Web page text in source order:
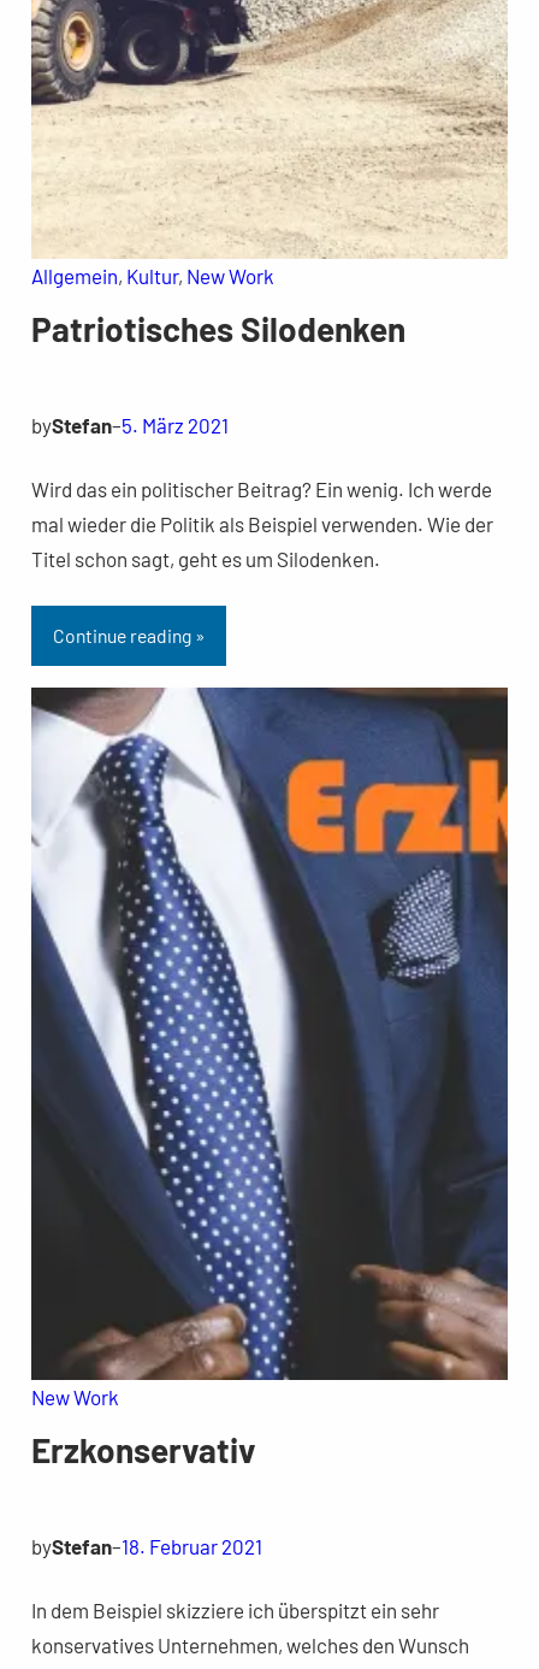
Allgemein, Kultur, New Work
Patriotisches Silodenken
byStefan–5. März 2021
Wird das ein politischer Beitrag? Ein wenig. Ich werde
mal wieder die Politik als Beispiel verwenden. Wie der
Titel schon sagt, geht es um Silodenken.
Continue reading »
New Work
Erzkonservativ
byStefan–18. Februar 2021
In dem Beispiel skizziere ich überspitzt ein sehr
konservatives Unternehmen, welches den Wunsch